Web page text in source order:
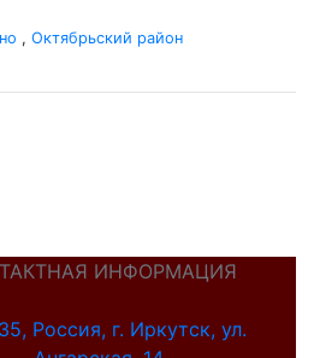
, Октябрьский район
ИНФОРМАЦИЯ
Россия, г. Иркутск, ул.